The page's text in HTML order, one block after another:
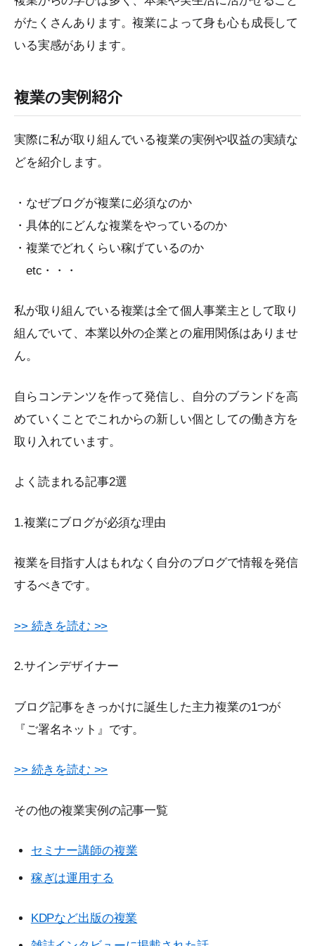
がたくさんあります。複業によって身も心も成長して
いる実感があります。
複業の実例紹介
実際に私が取り組んでいる複業の実例や収益の実績な
どを紹介します。
・なぜブログが複業に必須なのか
・具体的にどんな複業をやっているのか
・複業でどれくらい稼げているのか
etc・・・
私が取り組んでいる複業は全て個人事業主として取り
組んでいて、本業以外の企業との雇用関係はありませ
ん。
自らコンテンツを作って発信し、自分のブランドを高
めていくことでこれからの新しい個としての働き方を
取り入れています。
よく読まれる記事2選
1.複業にブログが必須な理由
複業を目指す人はもれなく自分のブログで情報を発信
するべきです。
>> 続きを読む >>
2.サインデザイナー
ブログ記事をきっかけに誕生した主力複業の1つが
『ご署名ネット』です。
>> 続きを読む >>
その他の複業実例の記事一覧
セミナー講師の複業
稼ぎは運用する
KDPなど出版の複業